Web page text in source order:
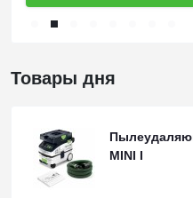
Товары дня
MINI I